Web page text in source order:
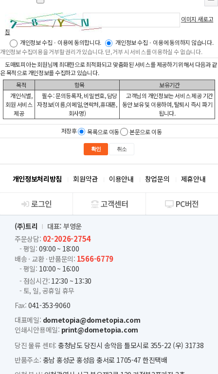
이미지 새로고
침
개인정보 수집ㆍ이용에 동의합니다.
개인정보 수집ㆍ이용에 동의하지 않습니다.
개인정보 수집이용을 거부할 권리가 있습니다. 단, 거부 시 서비스를 이용하실 수 없습니다.
도매토피아는 회원님께 최대한으로 최적화되고 맞춤화된 서비스를 제공하기 위해서 다음과 같
은 목적으로 개인정보를 수집하고 있습니다.
목적
항목
보유기간
개인식별,
회원 서비스
제공
필수 : 문의등록자, 비밀번호, 담당
자정보(이름,이메일,연락처,휴대폰,
회사명)
고객님의 개인정보는 서비스 제공 기간
동안 보유 및 이용하여, 탈퇴시 즉시 파기
됩니다.
저장후 목록으로 이동 본문으로 이동
확인 취소
개인정보처리방침 회원약관 이용안내 창업문의 제휴안내
회사소개
로그인 고객센터 PC버전
(주)트리
대표: 부영운
주문상담: 02-2026-2754
- 평일: 09:00 ~ 18:00
배송 · 교환 · 반품문의: 1566-6779
- 평일: 10:00 ~ 16:00
- 점심시간: 12:30 ~ 13:30
- 토, 일, 공휴일 휴무
Fax: 041-353-9060
대표메일: dometopia@dometopia.com
인쇄시안용메일: print@dometopia.com
당진 물류 센터: 충청남도 당진시 송악읍 틀모시로 355-22 (우) 31738
반품주소: 충남 홍성군 홍성읍 충서로 1705-47 한진택배